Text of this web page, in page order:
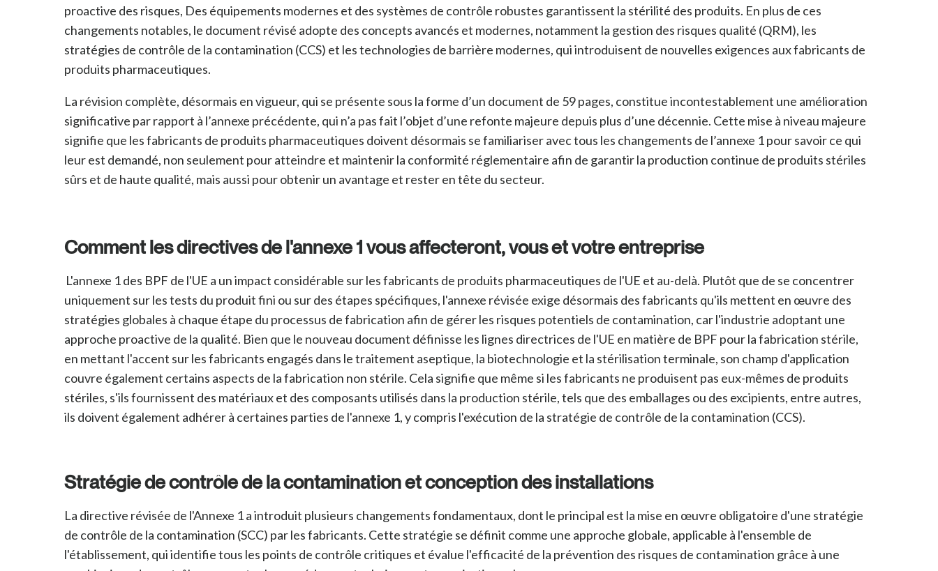
proactive des risques, Des équipements modernes et des systèmes de contrôle robustes garantissent la stérilité des produits. En plus de ces
changements notables, le document révisé adopte des concepts avancés et modernes, notamment la gestion des risques qualité (QRM), les
stratégies de contrôle de la contamination (CCS) et les technologies de barrière modernes, qui introduisent de nouvelles exigences aux fabricants de
produits pharmaceutiques.
La révision complète, désormais en vigueur, qui se présente sous la forme d’un document de 59 pages, constitue incontestablement une amélioration
significative par rapport à l’annexe précédente, qui n’a pas fait l’objet d’une refonte majeure depuis plus d’une décennie. Cette mise à niveau majeure
signifie que les fabricants de produits pharmaceutiques doivent désormais se familiariser avec tous les changements de l’annexe 1 pour savoir ce qui
leur est demandé, non seulement pour atteindre et maintenir la conformité réglementaire afin de garantir la production continue de produits stériles
sûrs et de haute qualité, mais aussi pour obtenir un avantage et rester en tête du secteur.
Comment les directives de l'annexe 1 vous affecteront, vous et votre entreprise
L'annexe 1 des BPF de l'UE a un impact considérable sur les fabricants de produits pharmaceutiques de l'UE et au-delà. Plutôt que de se concentrer
uniquement sur les tests du produit fini ou sur des étapes spécifiques, l'annexe révisée exige désormais des fabricants qu'ils mettent en œuvre des
stratégies globales à chaque étape du processus de fabrication afin de gérer les risques potentiels de contamination, car l'industrie adoptant une
approche proactive de la qualité. Bien que le nouveau document définisse les lignes directrices de l'UE en matière de BPF pour la fabrication stérile,
en mettant l'accent sur les fabricants engagés dans le traitement aseptique, la biotechnologie et la stérilisation terminale, son champ d'application
couvre également certains aspects de la fabrication non stérile. Cela signifie que même si les fabricants ne produisent pas eux-mêmes de produits
stériles, s'ils fournissent des matériaux et des composants utilisés dans la production stérile, tels que des emballages ou des excipients, entre autres,
ils doivent également adhérer à certaines parties de l'annexe 1, ycompris l'exécution de la stratégie de contrôle de la contamination (CCS).
Stratégie de contrôle de la contamination et conception des installations
La directive révisée de l'Annexe 1 a introduit plusieurs changements fondamentaux, dont le principal est la mise en œuvre obligatoire d'une stratégie
de contrôle de la contamination (SCC) par les fabricants. Cette stratégie se définit comme une approche globale, applicable à l'ensemble de
l'établissement, qui identifie tous les points de contrôle critiques et évalue l'efficacité de la prévention des risques de contamination grâce à une